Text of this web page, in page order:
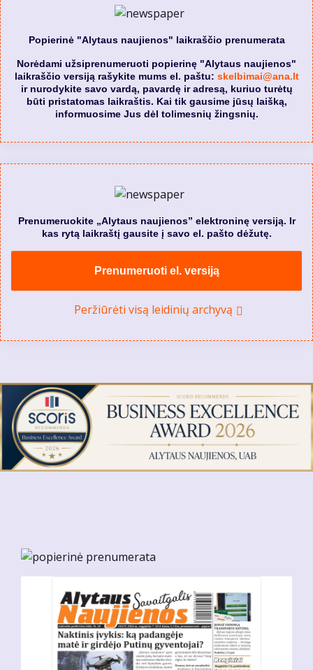
Popierinė "Alytaus naujienos" laikraščio prenumerata
Norėdami užsiprenumeruoti popierinę "Alytaus naujienos"
laikraščio versiją rašykite mums el. paštu: skelbimai@ana.lt
ir nurodykite savo vardą, pavardę ir adresą, kuriuo turėtų
būti pristatomas laikraštis. Kai tik gausime jūsų laišką,
informuosime Jus dėl tolimesnių žingsnių.
Prenumeruokite „Alytaus naujienos” elektroninę versiją. Ir
kas rytą laikraštį gausite į savo el. pašto dėžutę.
Prenumeruoti el. versiją
Peržiūrėti visą leidinių archyvą